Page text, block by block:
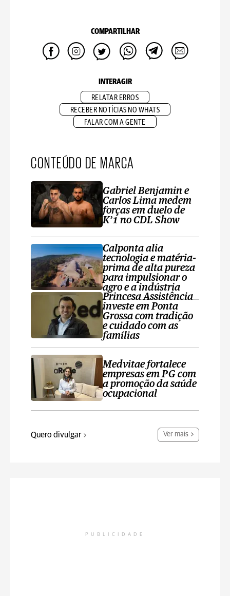
COMPARTILHAR
INTERAGIR
RELATAR ERROS
RECEBER NOTÍCIAS NO WHATS
FALAR COM A GENTE
CONTEÚDO DE MARCA
Gabriel Benjamin e
Carlos Lima medem
forças em duelo de
K’1 no CDL Show
Calponta alia
tecnologia e matéria-
prima de alta pureza
para impulsionar o
agro e a indústria
Princesa Assistência
investe em Ponta
Grossa com tradição
e cuidado com as
famílias
Medvitae fortalece
empresas em PG com
a promoção da saúde
ocupacional
Quero divulgar Ver mais
PUBLICIDADE